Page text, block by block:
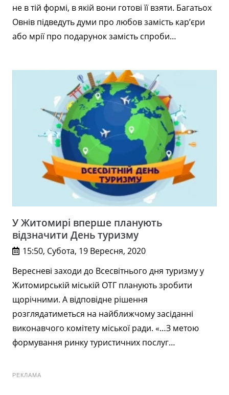
не в тій формі, в якій вони готові її взяти. Багатьох
Овнів підведуть думи про любов замість кар’єри
або мрії про подарунок замість спроби…
У Житомирі вперше планують
відзначити День туризму
15:50, Субота, 19 Вересня, 2020
Вересневі заходи до Всесвітнього дня туризму у
Житомирській міській ОТГ планують зробити
щорічними. А відповідне рішення
розглядатиметься на найближчому засіданні
виконавчого комітету міської ради. «…З метою
формування ринку туристичних послуг…
РЕКЛАМА